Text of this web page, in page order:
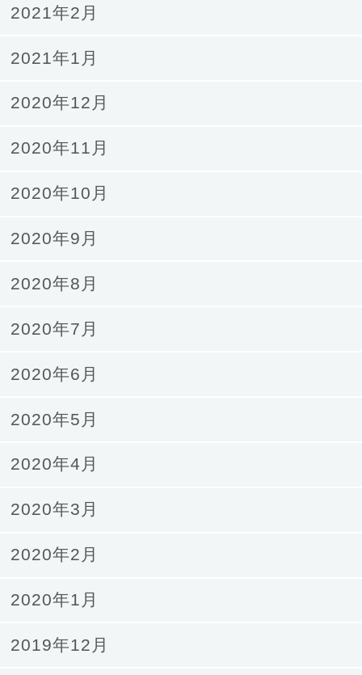
2021年2月
2021年1月
2020年12月
2020年11月
2020年10月
2020年9月
2020年8月
2020年7月
2020年6月
2020年5月
2020年4月
2020年3月
2020年2月
2020年1月
2019年12月